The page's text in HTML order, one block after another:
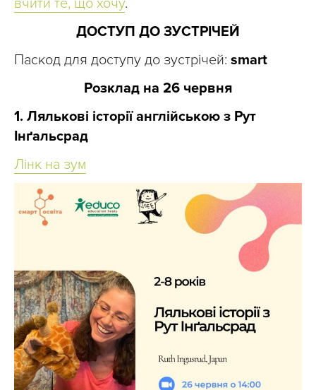
вчити те, що хочу.
ДОСТУП ДО ЗУСТРІЧЕЙ
Паскод для доступу до зустрічей: smart
Розклад на 26 червня
1. Лялькові історії англійською з Рут
Інґальсрад
Лінк на зум